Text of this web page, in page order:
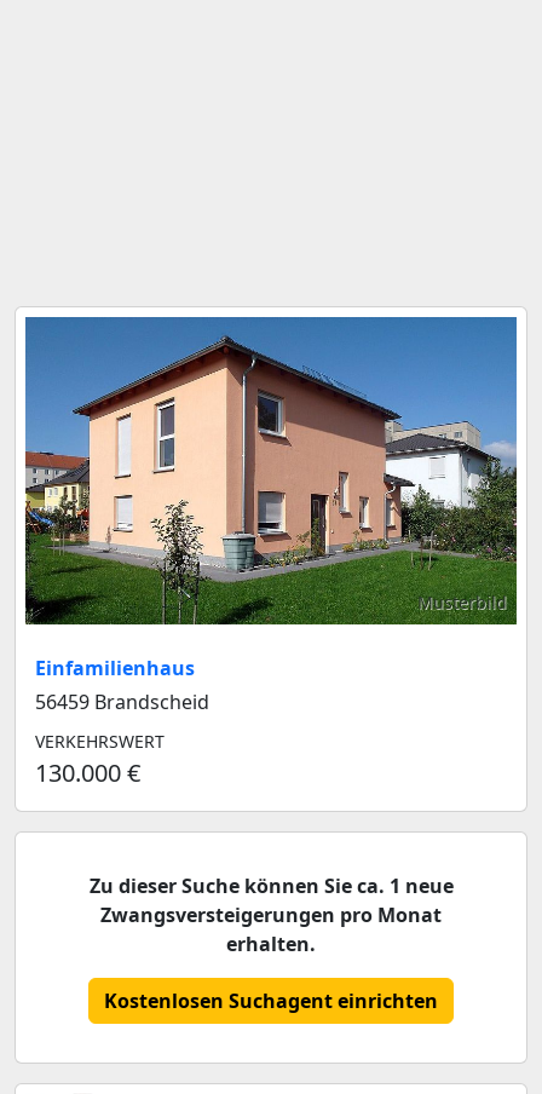
Musterbild
Einfamilienhaus
56459 Brandscheid
VERKEHRSWERT
130.000 €
Zu dieser Suche können Sie ca. 1 neue
Zwangsversteigerungen pro Monat
erhalten.
Kostenlosen Suchagent einrichten